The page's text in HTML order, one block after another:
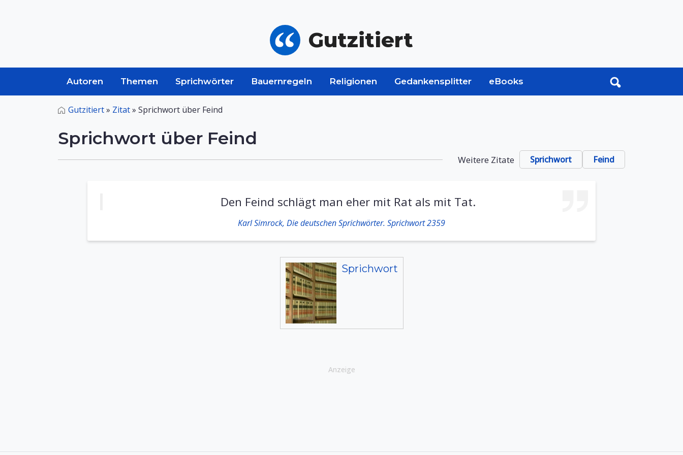
Gutzitiert
Autoren Themen Sprichwörter Bauernregeln Religionen Gedankensplitter eBooks
Gutzitiert» Zitat» Sprichwort über Feind
Sprichwort über Feind
Weitere Zitate Sprichwort Feind
Den Feind schlägt man eher mit Rat als mit Tat.
Karl Simrock, Die deutschen Sprichwörter. Sprichwort 2359
Sprichwort
Anzeige